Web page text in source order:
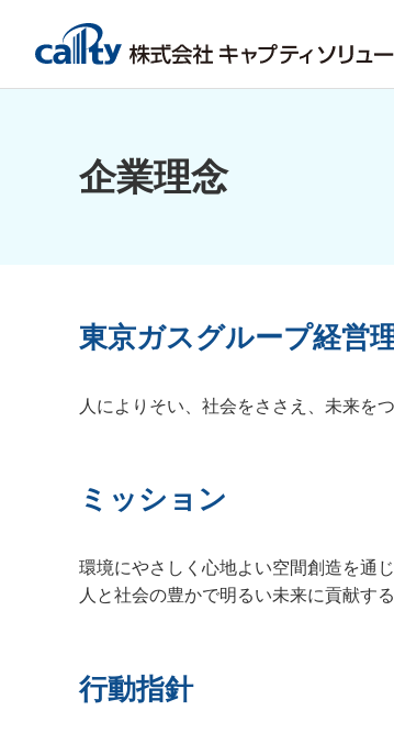
企業理念
東京ガスグループ経営
人によりそい、社会をささえ、未来を
ミッション
環境にやさしく心地よい空間創造を通じ
人と社会の豊かで明るい未来に貢献する
行動指針